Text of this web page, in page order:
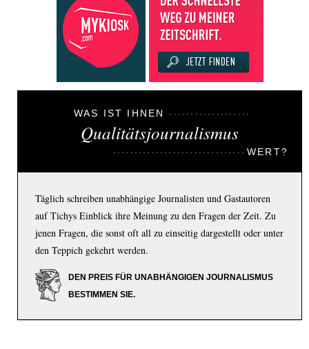
WAS IST IHNEN
Qualitätsjournalismus
WERT?
Täglich schreiben unabhängige Journalisten und Gastautoren
auf Tichys Einblick ihre Meinung zu den Fragen der Zeit. Zu
jenen Fragen, die sonst oft all zu einseitig dargestellt oder unter
den Teppich gekehrt werden.
DEN PREIS FÜR UNABHÄNGIGEN JOURNALISMUS
BESTIMMEN SIE.